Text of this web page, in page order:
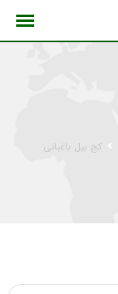
کج بیل باغبانی